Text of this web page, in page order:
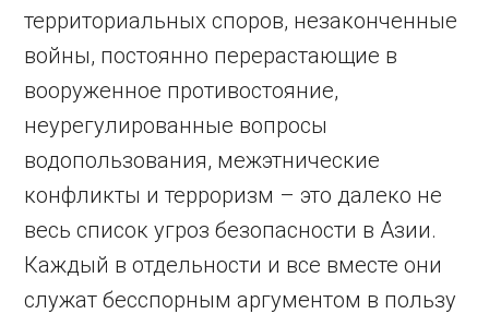
территориальных споров, незаконченные
войны, постоянно перерастающие в
вооруженное противостояние,
неурегулированные вопросы
водопользования, межэтнические
конфликты и терроризм – это далеко не
весь список угроз безопасности в Азии.
Каждый в отдельности и все вместе они
служат бесспорным аргументом в пользу